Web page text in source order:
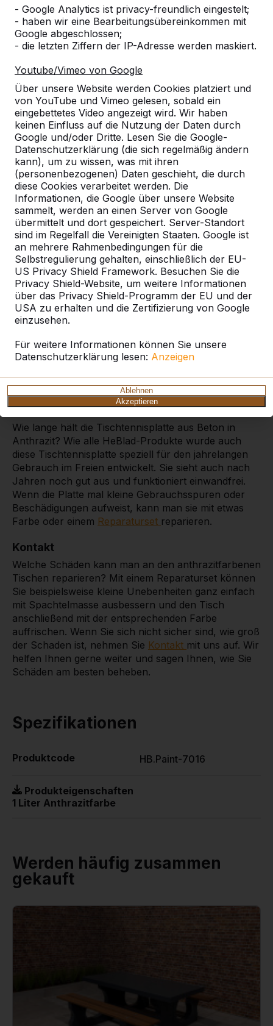
- Google Analytics ist privacy-freundlich eingestelt;
- haben wir eine Bearbeitungsübereinkommen mit
Google abgeschlossen;
- die letzten Ziffern der IP-Adresse werden maskiert.
Youtube/Vimeo von Google
Über unsere Website werden Cookies platziert und
von YouTube und Vimeo gelesen, sobald ein
eingebettetes Video angezeigt wird. Wir haben
keinen Einfluss auf die Nutzung der Daten durch
Google und/oder Dritte. Lesen Sie die Google-
Datenschutzerklärung (die sich regelmäßig ändern
kann), um zu wissen, was mit ihren
(personenbezogenen) Daten geschieht, die durch
diese Cookies verarbeitet werden. Die
Informationen, die Google über unsere Website
sammelt, werden an einen Server von Google
übermittelt und dort gespeichert. Server-Standort
sind im Regelfall die Vereinigten Staaten. Google ist
an mehrere Rahmenbedingungen für die
Selbstregulierung gehalten, einschließlich der EU-
US Privacy Shield Framework. Besuchen Sie die
Privacy Shield-Website, um weitere Informationen
über das Privacy Shield-Programm der EU und der
USA zu erhalten und die Zertifizierung von Google
einzusehen.
Für weitere Informationen können Sie unsere
Datenschutzerklärung lesen: Anzeigen
Ablehnen
Akzeptieren
Zum Angebot hinzufügen
berechnet. Das Paket wird nach Eingang der Zahlung
versendet.
Anthrazitfarbe für einen
Fußvolleyball- oder
Tischtennistisch?
Kann man einen anthrazitfarbenen Fußvolleyball -
oderTischtennistischneu streichen? Die
anthrazitfarbenen Tische von HeBlad werden in der
Farbe RAL 7016 geliefert. Diesen Farbton können Sie
in unserem Webshop in einer 1-Liter-Dose bestellen.
Damit lassen sich eventuelle Schäden problemlos
beheben. Und das gilt natürlich auch für die HeBlad-
Sie die Linien und das Netz ganz einfach nachziehen.
Damit die Farbe lange schön bleibt und nicht
auch gegen andere Witterungseinflüsse schützt.
Anthrazitfarbener Tischtennistisch aus Beton
Wie lange hält die Tischtennisplatte aus Beton in
Anthrazit? Wie alle HeBlad-Produkte wurde auch
diese Tischtennisplatte speziell für den jahrelangen
Gebrauch im Freien entwickelt. Sie sieht auch nach
Jahren noch gut aus und funktioniert einwandfrei.
Wenn die Platte mal kleine Gebrauchsspuren oder
Beschädigungen aufweist, kann man sie mit etwas
Farbe oder einem Reparaturset reparieren.
Kontakt
Welche Schäden kann man an den anthrazitfarbenen
Tischen reparieren? Mit einem Reparaturset können
Sie beispielsweise kleine Unebenheiten ganz einfach
mit Spachtelmasse ausbessern und den Tisch
anschließend mit der entsprechenden Farbe
auffrischen. Wenn Sie sich nicht sicher sind, wie groß
der Schaden ist, nehmen Sie Kontakt mit uns auf. Wir
helfen Ihnen gerne weiter und sagen Ihnen, wie Sie
Schäden am besten beheben.
Spezifikationen
Produktcode HB.Paint-7016
Produkteigenschaften
1 Liter Anthrazitfarbe
Werden häufig zusammen
gekauft